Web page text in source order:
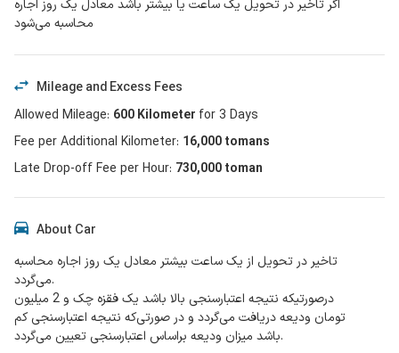
اگر تاخیر در تحویل یک ساعت یا بیشتر باشد معادل یک روز اجاره
محاسبه می‌شود
Mileage and Excess Fees
Allowed Mileage: 600Kilometer for3 Days
Fee per Additional Kilometer: 16,000tomans
Late Drop-off Fee per Hour: 730,000 toman
About Car
تاخیر در تحویل از یک ساعت بیشتر معادل یک روز اجاره محاسبه
می‌گردد.
درصورتیکه نتیجه اعتبارسنجی بالا باشد یک فقزه چک و 2 میلیون
تومان ودیعه دریافت می‌گردد و در صورتی‌که نتیجه اعتبارسنجی کم
باشد میزان ودیعه براساس اعتبارسنجی تعیین می‌‌گردد.